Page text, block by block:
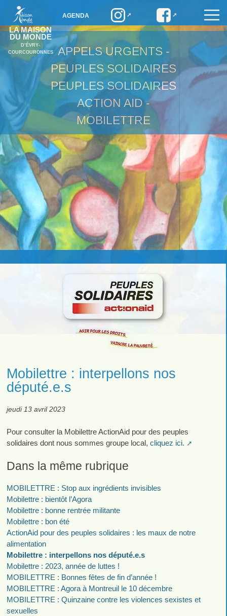
LA MAISON
DU MONDE
D’ÉVRY-
COURCOURONNES
AGENDA
APPELS URGENTS -
PEUPLES SOLIDAIRES
PEUPLES SOLIDAIRES
ACTION AID -
MOBILETTRE
Mobilettre : interpellons nos
député.e.s
jeudi 13 avril 2023
Pour consulter la Mobilettre ActionAid pour des peuples
solidaires dont nous sommes groupe local, cliquez ici.
Dans la même rubrique
MOBILETTRE : Stop aux ingrédients invisibles
Mobilettre : bientôt l’Agora
Mobilettre : bonne rentrée militante
Mobilettre : bon été
ActionAid pour des peuples solidaires : les maux de notre
alimentation
Mobilettre : interpellons nos député.e.s
Mobilettre : 2023, année de luttes !
MOBILETTRE : Bonnes fêtes de fin d’année !
MOBILETTRE : Agora à Montreuil le 10 décembre
MOBILETTRE : Quinzaine contre les violences sexistes et
sexuelles